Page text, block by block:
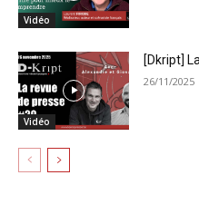
Vidéo
Vidéo
[Dkript]
26/11/2025